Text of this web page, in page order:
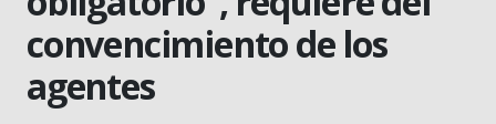
convencimiento de los
agentes